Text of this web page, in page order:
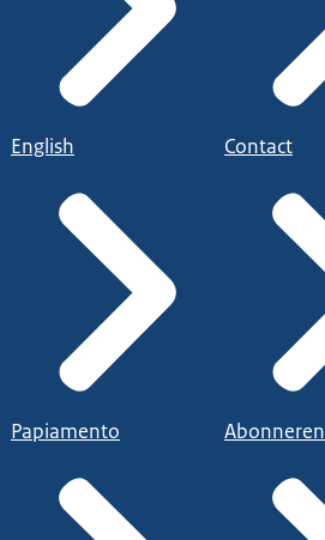
English
Papiamento
Contact
Abonneren